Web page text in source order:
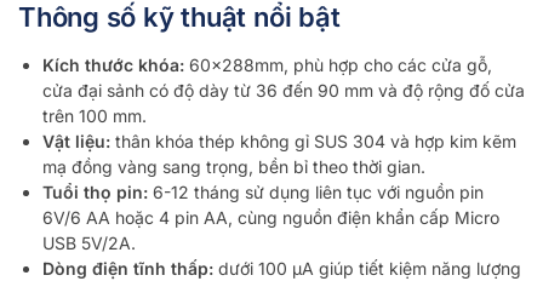
Thông số kỹ thuật nổi bật
Kích thước khóa: 60x288mm, phù hợp cho các cửa gỗ,
cửa đại sảnh có độ dày từ 36 đến 90 mm và độ rộng đố cửa
trên 100 mm.
Vật liệu: thân khóa thép không gỉ SUS 304 và hợp kim kẽm
mạ đồng vàng sang trọng, bền bỉ theo thời gian.
Tuổi thọ pin: 6-12 tháng sử dụng liên tục với nguồn pin
6V/6 AA hoặc 4 pin AA, cùng nguồn điện khẩn cấp Micro
USB 5V/2A.
Dòng điện tĩnh thấp: dưới 100 µA giúp tiết kiệm năng lượng